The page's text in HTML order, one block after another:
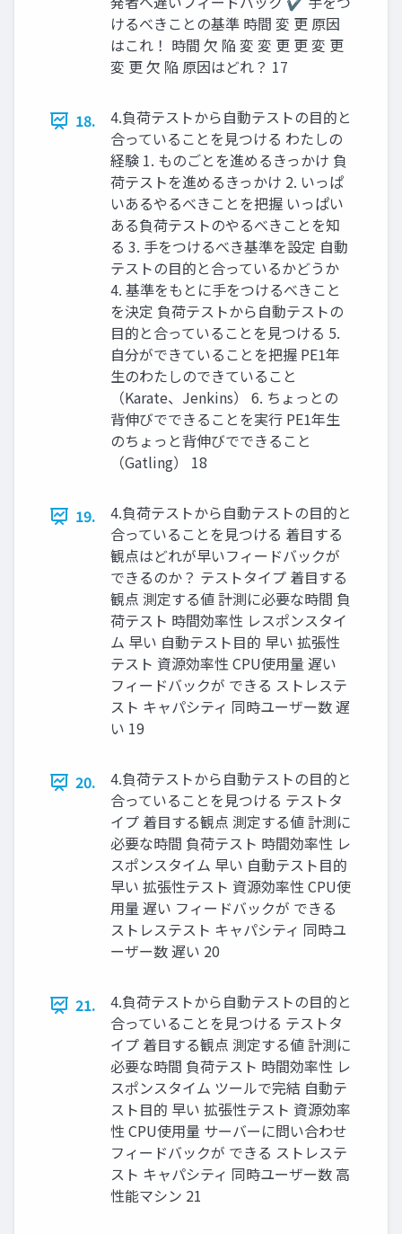
けるべきことの基準 時間 変 更 原因
はこれ！ 時間 欠 陥 変 変 更 更 変 更
変 更 欠 陥 原因はどれ？ 17
18.
4.負荷テストから自動テストの目的と
合っていることを見つける わたしの
経験 1. ものごとを進めるきっかけ 負
荷テストを進めるきっかけ 2. いっぱ
いあるやるべきことを把握 いっぱい
ある負荷テストのやるべきことを知
る 3. 手をつけるべき基準を設定 自動
テストの目的と合っているかどうか
4. 基準をもとに手をつけるべきこと
を決定 負荷テストから自動テストの
目的と合っていることを見つける 5.
自分ができていることを把握 PE1年
生のわたしのできていること
（Karate、Jenkins） 6. ちょっとの
背伸びでできることを実行 PE1年生
のちょっと背伸びでできること
（Gatling） 18
19.
4.負荷テストから自動テストの目的と
合っていることを見つける 着目する
観点はどれが早いフィードバックが
できるのか？ テストタイプ 着目する
観点 測定する値 計測に必要な時間 負
荷テスト 時間効率性 レスポンスタイ
ム 早い 自動テスト目的 早い 拡張性
テスト 資源効率性 CPU使用量 遅い
フィードバックが できる ストレステ
スト キャパシティ 同時ユーザー数 遅
い 19
20.
4.負荷テストから自動テストの目的と
合っていることを見つける テストタ
イプ 着目する観点 測定する値 計測に
必要な時間 負荷テスト 時間効率性 レ
スポンスタイム 早い 自動テスト目的
早い 拡張性テスト 資源効率性 CPU使
用量 遅い フィードバックが できる
ストレステスト キャパシティ 同時ユ
ーザー数 遅い 20
21.
4.負荷テストから自動テストの目的と
合っていることを見つける テストタ
イプ 着目する観点 測定する値 計測に
必要な時間 負荷テスト 時間効率性 レ
スポンスタイム ツールで完結 自動テ
スト目的 早い 拡張性テスト 資源効率
性 CPU使用量 サーバーに問い合わせ
フィードバックが できる ストレステ
スト キャパシティ 同時ユーザー数 高
性能マシン 21